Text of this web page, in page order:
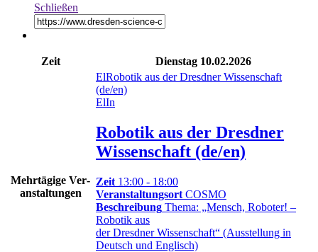
Schließen
Zeit Dienstag 10.02.2026
Mehr­tä­gige Ver­
an­stal­tungen
ElRobotik aus der Dresdner Wissenschaft
(de/en)
ElIn
Robotik aus der Dresdner
Wissenschaft (de/en)
Zeit 13:00 - 18:00
Veranstaltungsort COSMO
Beschreibung Thema: „Mensch, Roboter! –
Robotik aus
der Dresdner Wissenschaft“ (Ausstellung in
Deutsch und Englisch)